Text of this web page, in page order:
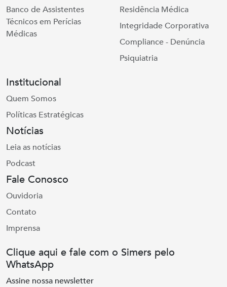
Banco de Assistentes
Técnicos em Perícias
Médicas
Residência Médica
Integridade Corporativa
Compliance - Denúncia
Psiquiatria
Institucional
Quem Somos
Políticas Estratégicas
Notícias
Leia as notícias
Podcast
Fale Conosco
Ouvidoria
Contato
Imprensa
Clique aqui e fale com o Simers pelo
WhatsApp
Assine nossa newsletter